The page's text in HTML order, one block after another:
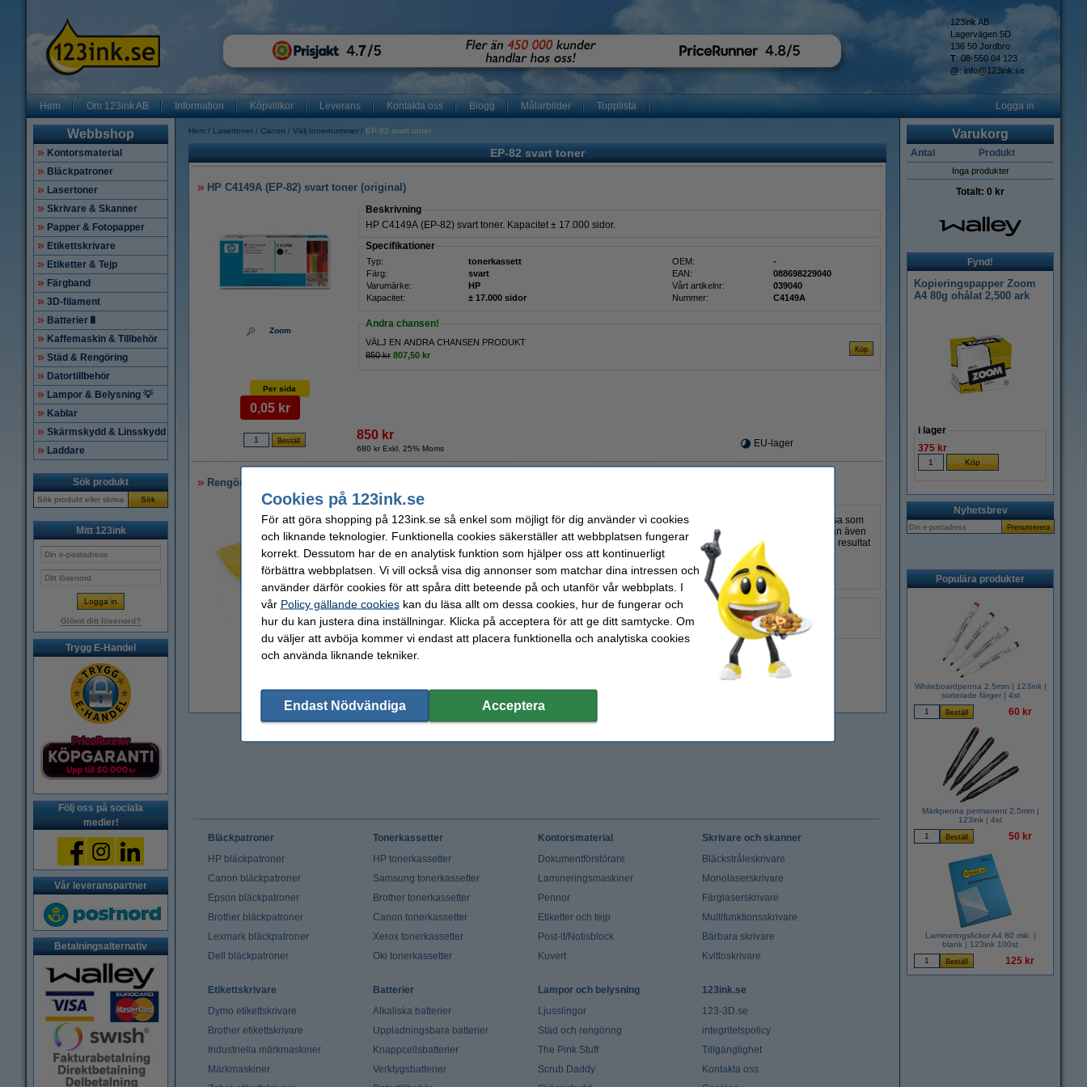
123ink AB
Lagervägen 5D
136 50 Jordbro
T: 08-550 04 123
@: info@123ink.se
Hem Om 123ink AB Information Köpvillkor Leverans Kontakta oss Blogg Målarbilder Topplista Logga in
Webbshop
Kontorsmaterial
Bläckpatroner
Lasertoner
Skrivare & Skanner
Papper & Fotopapper
Etikettskrivare
Etiketter & Tejp
Färgband
3D-filament
Batterier🔋
Kaffemaskin & Tillbehör
Städ & Rengöring
Datortillbehör
Lampor & Belysning 💡
Kablar
Skärmskydd & Linsskydd
Laddare
Sök produkt
Sök
Mitt 123ink
Glömt ditt lösenord?
Trygg E-Handel
Följ oss på sociala
medier!
Vår leveranspartner
Betalningsalternativ
Hem Lasertoner Canon Välj tonernummer EP-82 svart toner
EP-82 svart toner
HP C4149A (EP-82) svart toner (original)
Zoom
Beskrivning
HP C4149A (EP-82) svart toner. Kapacitet ± 17.000 sidor.
Specifikationer
Typ: tonerkassett OEM:
-
Färg:
svart EAN:
088698229040
Varumärke:
HP Vårt artikelnr:
039040
Kapacitet:
± 17.000 sidor Nummer: C4149A
Andra chansen!
VÄLJ EN ANDRA CHANSEN PRODUKT
850 kr 807,50 kr
Per sida
0,05 kr
850 kr
680 kr Exkl. 25% Moms EU-lager
Rengöringsduk för laserskrivare
Zoom
Beskrivning
Denna rengöringsduk drar åt sig tonerpulver som sedan fäster sig till fibrerna. Till skillnad från en vanlig trasa som
lätt sprider tonerpulver snarare än plockar upp det, fäster sig tonerpulvret ordentligt till denna duk. Duken kan även
användas för att rengöra insidan av själva skrivaren samt för att få bort tonerpulver från händerna. För bästa resultat
- sträck ut materialen i båda riktningarna före användning.
OBS! Låt inte duken komma i kontakt med trumenheten (den glansiga cylindern).
Specifikationer
Typ:
gul
Mått:
43 x 32 cm (LxB) Vårt artikelnr: 999099
Beställ nu så skickar vi idag!
Varukorg
Antal Produkt
Inga produkter
Totalt: 0 kr
Fynd!
Kopieringspapper Zoom
A4 80g ohålat 2,500 ark
i lager
375 kr
Nyhetsbrev
Populära produkter
Whiteboardpenna 2.5mm | 123ink |
sorterade färger | 4st
60 kr
Märkpenna permanent 2.5mm |
123ink | 4st
50 kr
Lamineringsfickor A4 80 mik. |
blank | 123ink 100st
125 kr
Bläckpatroner
HP bläckpatroner
Canon bläckpatroner
Epson bläckpatroner
Brother bläckpatroner
Lexmark bläckpatroner
Dell bläckpatroner
Tonerkassetter
HP tonerkassetter
Samsung tonerkassetter
Brother tonerkassetter
Canon tonerkassetter
Xerox tonerkassetter
Oki tonerkassetter
Kontorsmaterial
Dokumentförstörare
Lamineringsmaskiner
Pennor
Etiketter och tejp
Post-it/Notisblock
Kuvert
Skrivare och skanner
Bläckstråleskrivare
Monolaserskrivare
Färglaserskrivare
Multifunktionsskrivare
Bärbara skrivare
Kvittoskrivare
Etikettskrivare
Dymo etikettskrivare
Brother etikettskrivare
Industriella märkmaskiner
Märkmaskiner
Batterier
Alkaliska batterier
Uppladningsbara batterier
Knappcellsbatterier
Verktygsbatterier
Lampor och belysning
Ljusslingor
Städ och rengöring
The Pink Stuff
Scrub Daddy
123ink.se
123-3D.se
integritetspolicy
Tillgänglighet
Kontakta oss
Cookies på 123ink.se
För att göra shopping på 123ink.se så enkel som möjligt för dig använder vi cookies
och liknande teknologier. Funktionella cookies säkerställer att webbplatsen fungerar
korrekt. Dessutom har de en analytisk funktion som hjälper oss att kontinuerligt
förbättra webbplatsen. Vi vill också visa dig annonser som matchar dina intressen och
använder därför cookies för att spåra ditt beteende på och utanför vår webbplats. I
vår Policy gällande cookieskan du läsa allt om dessa cookies, hur de fungerar och
hur du kan justera dina inställningar. Klicka på acceptera för att ge ditt samtycke. Om
du väljer att avböja kommer vi endast att placera funktionella och analytiska cookies
och använda liknande tekniker.
Endast Nödvändiga Acceptera